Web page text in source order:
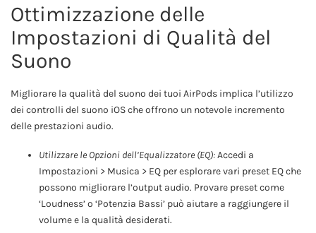
Ottimizzazione delle
Impostazioni di Qualità del
Suono
Migliorare la qualità del suono dei tuoi AirPods implica l’utilizzo
dei controlli del suono iOS che offrono un notevole incremento
delle prestazioni audio.
Utilizzare le Opzioni dell’Equalizzatore (EQ):Accedi a
Impostazioni > Musica > EQ per esplorare vari preset EQ che
possono migliorare l’output audio. Provare preset come
‘Loudness’ o ‘Potenzia Bassi’ può aiutare a raggiungere il
volume e la qualità desiderati.